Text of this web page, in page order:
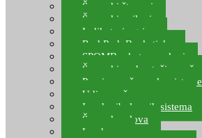
Šaranski štapovi
Šaranski najloni
Indikatori ugriza
Rod Pod, Banksticks
SPOMB rakete, markeri
Šaranski podmetači, mreže
Pernice za šaranske sisteme
Udice za šarana, amura
Izrada ribolovnih sistema
Šaranska olova
Leadcore